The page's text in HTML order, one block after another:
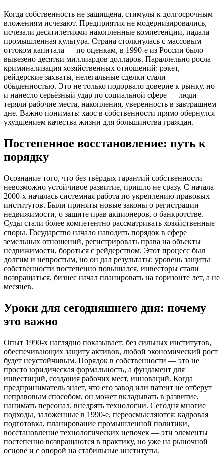
Когда собственность не защищена, стимулы к долгосрочным
вложениям исчезают. Предприятия не модернизировались,
исчезали десятилетиями накопленные компетенции, падала
промышленная культура. Страна столкнулась с массовым
оттоком капитала — по оценкам, в 1990-е из России было
вывезено десятки миллиардов долларов. Параллельно росла
криминализация хозяйственных отношений: рэкет,
рейдерские захваты, нелегальные сделки стали
обыденностью. Это не только подорвало доверие к рынку, но
и нанесло серьёзный удар по социальной сфере — люди
теряли рабочие места, накопления, уверенность в завтрашнем
дне. Важно понимать: хаос в собственности прямо обернулся
ухудшением качества жизни для большинства граждан.
Постепенное восстановление: путь к
порядку
Осознание того, что без твёрдых гарантий собственности
невозможно устойчивое развитие, пришло не сразу. С начала
2000-х началась системная работа по укреплению правовых
институтов. Были приняты новые законы о регистрации
недвижимости, о защите прав акционеров, о банкротстве.
Суды стали более компетентно рассматривать хозяйственные
споры. Государство начало наводить порядок в сфере
земельных отношений, регистрировать права на объекты
недвижимости, бороться с рейдерством. Этот процесс был
долгим и непростым, но он дал результаты: уровень защиты
собственности постепенно повышался, инвесторы стали
возвращаться, бизнес начал планировать на горизонте лет, а не
месяцев.
Уроки для сегодняшнего дня: почему
это важно
Опыт 1990-х наглядно показывает: без сильных институтов,
обеспечивающих защиту активов, любой экономический рост
будет неустойчивым. Порядок в собственности — это не
просто юридическая формальность, а фундамент для
инвестиций, создания рабочих мест, инноваций. Когда
предприниматель знает, что его завод или патент не отберут
неправовым способом, он может вкладывать в развитие,
нанимать персонал, внедрять технологии. Сегодня многие
подходы, заложенные в 1990-е, переосмысляются: кадровая
подготовка, планирование промышленной политики,
восстановление технологических цепочек — эти элементы
постепенно возвращаются в практику, но уже на рыночной
основе и с опорой на стабильные институты.